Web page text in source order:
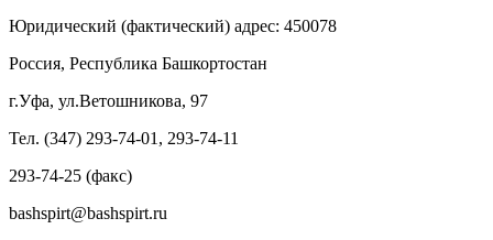
Юридический (фактический) адрес: 450078
Россия, Республика Башкортостан
г.Уфа, ул.Ветошникова, 97
Тел. (347) 293-74-01, 293-74-11
293-74-25 (факс)
bashspirt@bashspirt.ru